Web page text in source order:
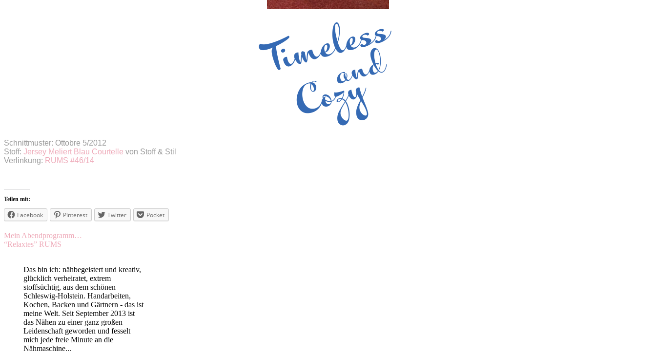
Schnittmuster: Ottobre 5/2012
Stoff: Jersey Meliert Blau Courtelle von Stoff & Stil
Verlinkung: RUMS #46/14
Teilen mit:
Facebook Pinterest Twitter Pocket
Beitragsnavigation
Mein Abendprogramm…
“Relaxtes” RUMS
Das bin ich: nähbegeistert und kreativ,
glücklich verheiratet, extrem
stoffsüchtig, aus dem schönen
Schleswig-Holstein. Handarbeiten,
Kochen, Backen und Gärtnern - das ist
meine Welt. Seit September 2013 ist
das Nähen zu einer ganz großen
Leidenschaft geworden und fesselt
mich jede freie Minute an die
Nähmaschine...